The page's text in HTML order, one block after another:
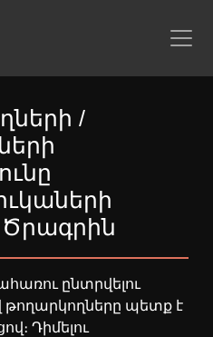
/
Ծրագրին
ընտրվելու
պետք է
Դիմելու